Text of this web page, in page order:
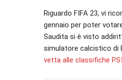
Riguardo FIFA 23, vi
gennaio per poter
Saudita si è visto
simulatore calcistico di
vetta alle classifiche